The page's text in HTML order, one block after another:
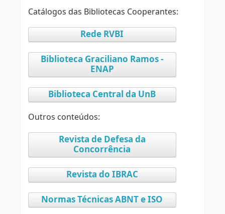
Catálogos das Bibliotecas Cooperantes:
Rede RVBI
Biblioteca Graciliano Ramos -
ENAP
Biblioteca Central da UnB
Outros conteúdos:
Revista de Defesa da
Concorrência
Revista do IBRAC
Normas Técnicas ABNT e ISO